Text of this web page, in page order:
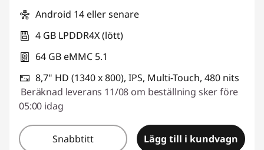
Android 14 eller senare
4 GB LPDDR4X (lött)
64 GB eMMC 5.1
8,7" HD (1340 x 800), IPS, Multi-Touch, 480 nits
Beräknad leverans 11/08 om beställning sker före
05:00 idag
Snabbtitt Lägg till i kundvagn